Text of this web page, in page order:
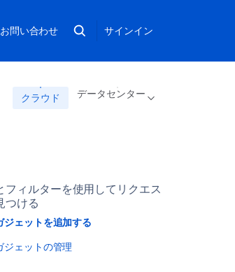
お問い合わせ サインイン
クラウド データセンター
フィルターを使用してリクエス
つける
ジェットを追加する
ジェットの管理